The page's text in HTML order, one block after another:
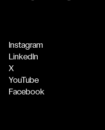
Instagram
LinkedIn
X
YouTube
Facebook